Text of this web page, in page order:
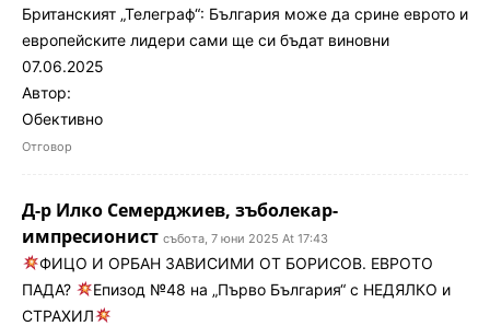
Британският „Телеграф“: България може да срине еврото и
европейските лидери сами ще си бъдат виновни
07.06.2025
Автор:
Обективно
Отговор
Д-р Илко Семерджиев, зъболекар-
импресионист събота, 7 юни 2025 At 17:43
ФИЦО И ОРБАН ЗАВИСИМИ ОТ БОРИСОВ. ЕВРОТО
ПАДА?
Епизод №48 на „Първо България“ с НЕДЯЛКО и
СТРАХИЛ